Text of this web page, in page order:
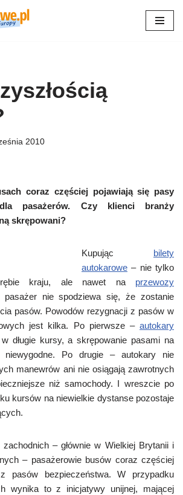
2010
coraz częściej pojawiają się pasy
dla pasażerów. Czy klienci branży
skrępowani?
Kupując bilety
autokarowe – nie tylko
kraju, ale nawet na przewozy
pasażer nie spodziewa się, że zostanie
pasów. Powodów rezygnacji z pasów w
jest kilka. Po pierwsze – autokary
długie kursy, a skrępowanie pasami na
niewygodne. Po drugie – autokary nie
manewrów ani nie osiągają zawrotnych
niż samochody. I wreszcie po
kursów na niewielkie dystanse pozostaje
– głównie w Wielkiej Brytanii i
– pasażerowie busów coraz częściej
pasów bezpieczeństwa. W przypadku
wynika to z inicjatywy unijnej, mającej